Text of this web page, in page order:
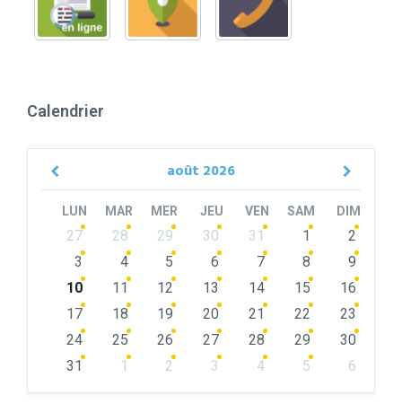
Calendrier
août 2026
Previous
LUN MAR MER JEU VEN SAM DIM
Skip
calendar
27 28 29 30 31 1
2
3
4 5 6 7 8
9
10
11 12 13 14 15
16
17
18 19 20 21 22
23
24
25 26 27 28 29
30
31
1 2 3 4 5
6